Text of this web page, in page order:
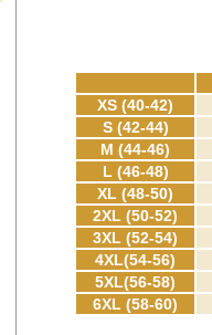
XS (40-42)
S (42-44)
M (44-46)
L (46-48)
XL (48-50)
2XL (50-52)
3XL (52-54)
4XL(54-56)
5XL(56-58)
6XL (58-60)